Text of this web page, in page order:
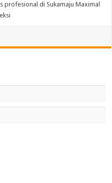
profesional di Sukamaju Maximal